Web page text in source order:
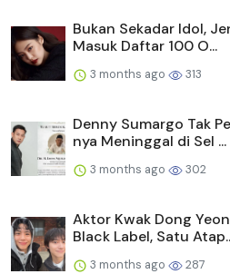
Bukan Sekadar Idol,
Masuk Daftar 100 O...
3 months ago 313
Denny Sumargo Tak
nya Meninggal di Sel ...
3 months ago 302
Aktor Kwak Dong
Black Label, Satu
3 months ago 287